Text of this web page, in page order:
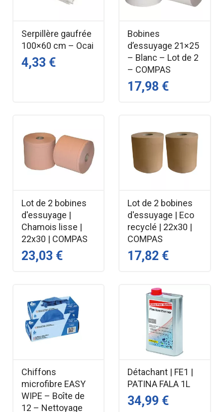
Serpillère gaufrée
100×60 cm – Ocai
4,33 €
Bobines
d’essuyage 21×25
– Blanc – Lot de 2
– COMPAS
17,98 €
Lot de 2 bobines
d'essuyage |
Chamois lisse |
22x30 | COMPAS
23,03 €
Lot de 2 bobines
d'essuyage | Eco
recyclé | 22x30 |
COMPAS
17,82 €
Chiffons
microfibre EASY
WIPE – Boîte de
12 – Nettoyage
Détachant | FE1 |
PATINA FALA 1L
34,99 €